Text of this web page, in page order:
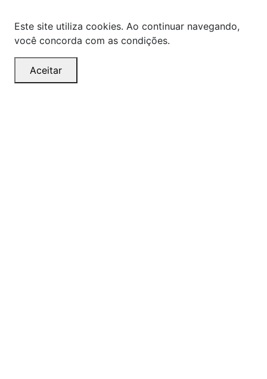
Este site utiliza cookies. Ao continuar navegando,
você concorda com as condições.
Aceitar